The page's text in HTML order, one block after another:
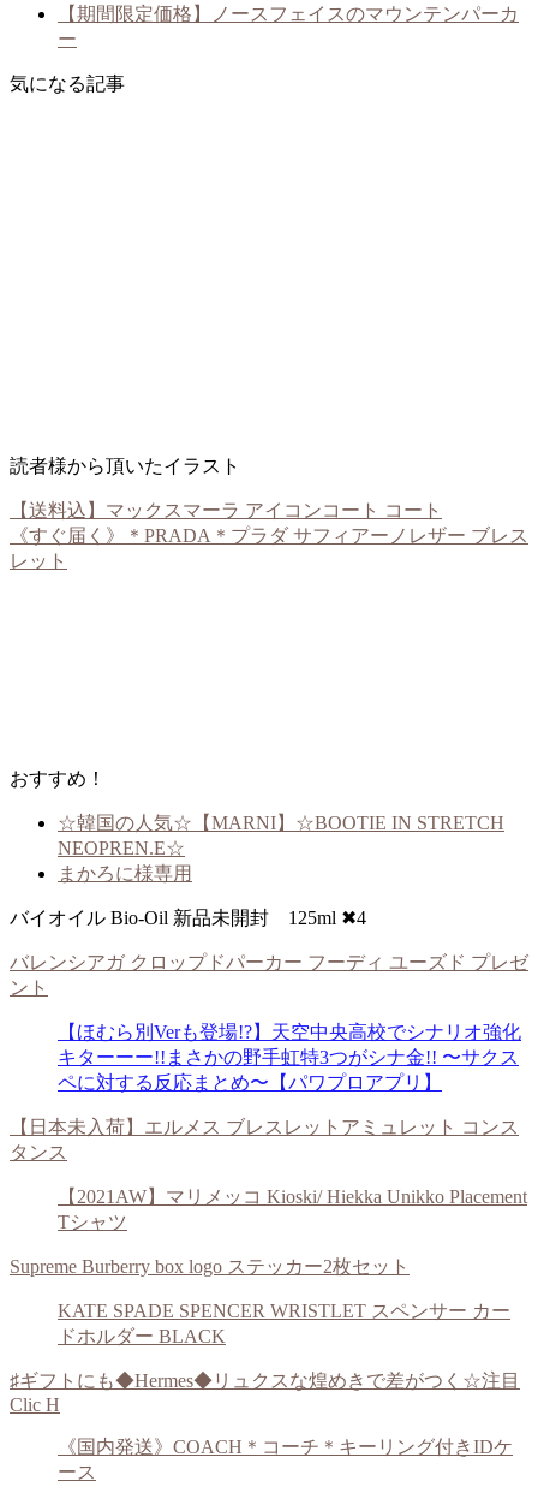
【期間限定価格】ノースフェイスのマウンテンパーカ
ー
気になる記事
読者様から頂いたイラスト
【送料込】マックスマーラ アイコンコート コート
《すぐ届く》＊PRADA＊プラダ サフィアーノレザー ブレス
レット
おすすめ！
☆韓国の人気☆【MARNI】☆BOOTIE IN STRETCH
NEOPREN.E☆
まかろに様専用
バイオイル Bio-Oil 新品未開封 125ml ✖︎4
バレンシアガ クロップドパーカー フーディ ユーズド プレゼ
ント
【ほむら別Verも登場!?】天空中央高校でシナリオ強化
キターーー!!まさかの野手虹特3つがシナ金!! 〜サクス
ペに対する反応まとめ〜【パワプロアプリ】
【日本未入荷】エルメス ブレスレットアミュレット コンス
タンス
【2021AW】マリメッコ Kioski/ Hiekka Unikko Placement
Tシャツ
Supreme Burberry box logo ステッカー2枚セット
KATE SPADE SPENCER WRISTLET スペンサー カー
ドホルダー BLACK
♯ギフトにも◆Hermes◆リュクスな煌めきで差がつく☆注目
Clic H
《国内発送》COACH＊コーチ＊キーリング付きIDケ
ース